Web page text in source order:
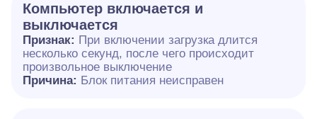
Компьютер включается и
выключается
Признак: При включении загрузка длится
несколько секунд, после чего происходит
произвольное выключение
Причина: Блок питания неисправен